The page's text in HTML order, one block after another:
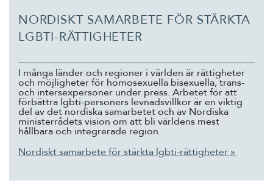
NORDISKT SAMARBETE FÖR STÄRKTA
LGBTI-RÄTTIGHETER
I många länder och regioner i världen är rättigheter
och möjligheter för homosexuella bisexuella, trans-
och intersexpersoner under press. Arbetet för att
förbättra lgbti-personers levnadsvillkor är en viktig
del av det nordiska samarbetet och av Nordiska
ministerrådets vision om att bli världens mest
hållbara och integrerade region.
Nordiskt samarbete för stärkta lgbti-rättigheter »